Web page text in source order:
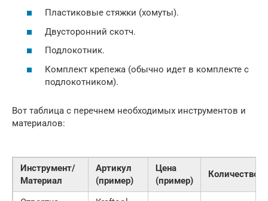
Пластиковые стяжки (хомуты).
Двусторонний скотч.
Подлокотник.
Комплект крепежа (обычно идет в комплекте с
подлокотником).
Вот таблица с перечнем необходимых инструментов и
материалов:
Инструмент/
Материал
Артикул
(пример)
Цена
(пример)
Количество